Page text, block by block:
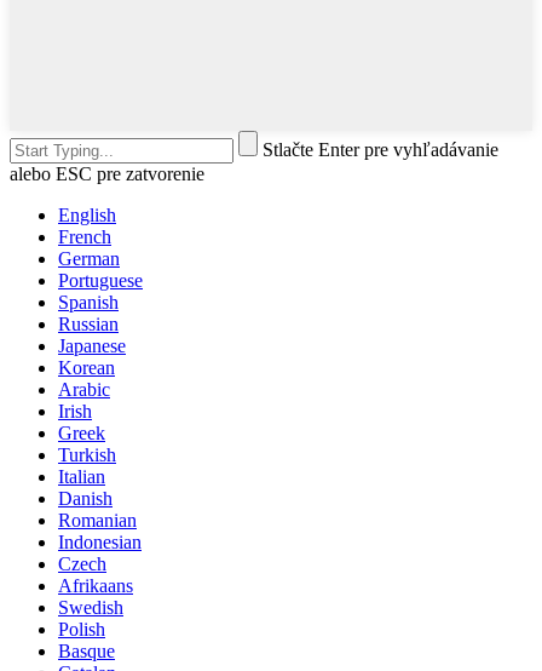
Stlačte Enter pre vyhľadávanie
alebo ESC pre zatvorenie
English
French
German
Portuguese
Spanish
Russian
Japanese
Korean
Arabic
Irish
Greek
Turkish
Italian
Danish
Romanian
Indonesian
Czech
Afrikaans
Swedish
Polish
Basque